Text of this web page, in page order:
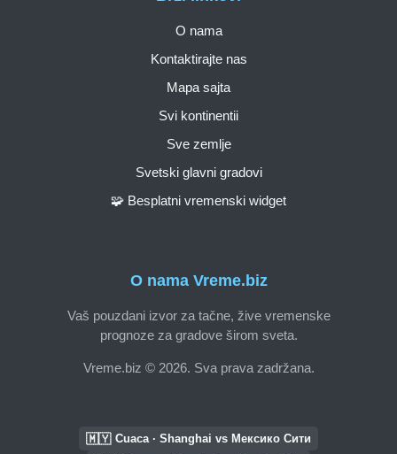
O nama Vreme.biz
Vaš pouzdani izvor za tačne, žive vremenske
prognoze za gradove širom sveta.
Vreme.biz © 2026. Sva prava zadržana.
O nama
Kontaktirajte nas
Mapa sajta
Svi kontinentii
Sve zemlje
Svetski glavni gradovi
🧩 Besplatni vremenski widget
🇲🇾 Cuaca · Shanghai vs Мексико Сити